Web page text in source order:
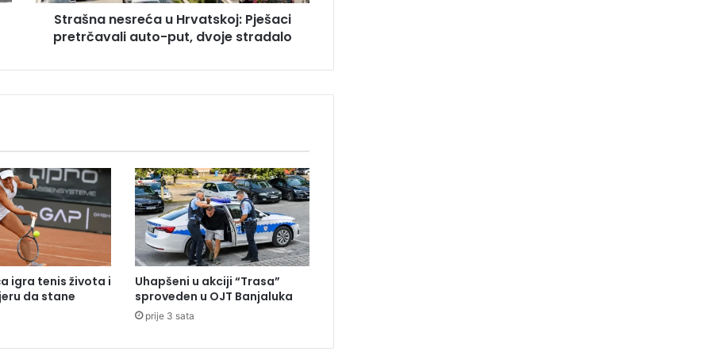
ć
v
a
t
s
k
o
j
:
P
j
a
Strašna nesreća u Hrvatskoj: Pješaci
pretrčavali auto-put, dvoje stradalo
igra tenis života i
da stane
Uhapšeni u akciji “Trasa”
sproveden u OJT Banjaluka
prije 3 sata